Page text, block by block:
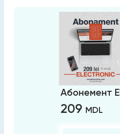
Абонемент
209 MDL